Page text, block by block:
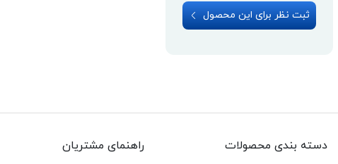
ثبت نظر برای این محصول
دسته بندی محصولات راهنمای مشتریان